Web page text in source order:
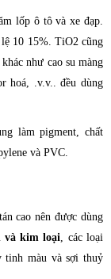
lốp ô tô và xe đạp.
10 15%. TiO2 cũng
nh­ư cao su màng
hoá, .v.v.. đều dùng
làm pigment, chất
và PVC.
cao nên đư­ợc dùng
và kim loại, các loại
tinh màu và sợi thuỷ